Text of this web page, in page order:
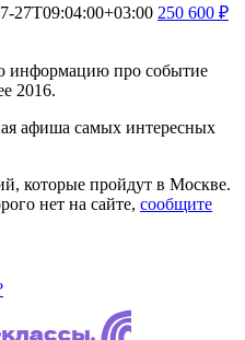
27T09:04:00+03:00 250 600 ₽
информацию про событие
2016.
афиша самых интересных
которые пройдут в Москве.
нет на сайте, сообщите